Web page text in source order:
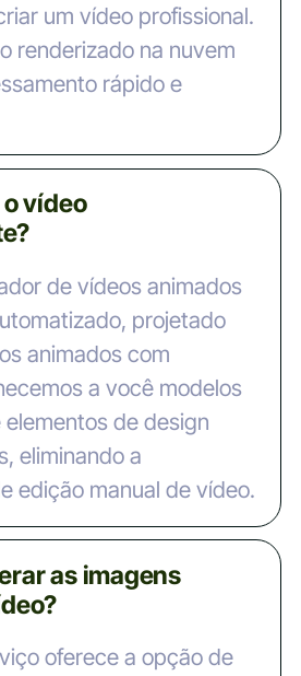
um vídeo profissional.
renderizado na nuvem
rápido e
vídeo
de vídeos animados
projetado
animados com
a você modelos
de design
eliminando a
edição manual de vídeo.
as imagens
oferece a opção de